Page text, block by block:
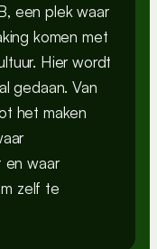
een plek waar
komen met
Hier wordt
gedaan. Van
het maken
en waar
zelf te